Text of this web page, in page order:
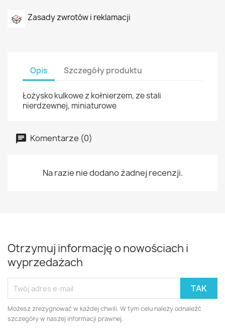
Zasady zwrotów i reklamacji
Opis Szczegóły produktu
Łożysko kulkowe z kołnierzem, ze stali
nierdzewnej, miniaturowe
Komentarze (0)
Na razie nie dodano żadnej recenzji.
Otrzymuj informację o nowościach i
wyprzedażach
Możesz zrezygnować w każdej chwili. W tym celu należy odnaleźć
szczegóły w naszej informacji prawnej.